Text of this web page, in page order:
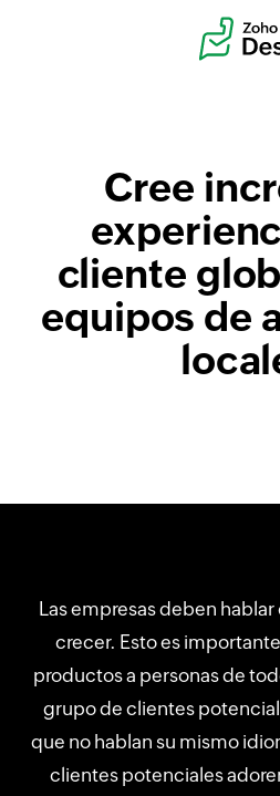
Cree
cliente
equipos de
Las empresas deben
crecer. Esto es
productos a personas de
grupo de clientes
que no hablan su mismo
clientes potenciales